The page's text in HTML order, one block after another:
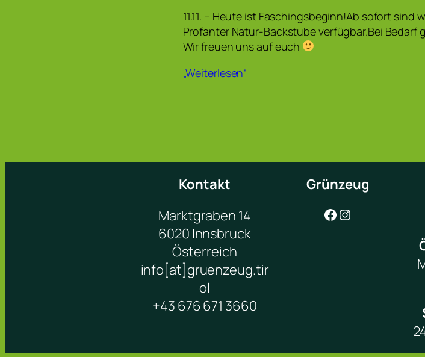
11.11. – Heute ist Faschingsbeginn!Ab sofort
Profanter Natur-Backstube verfügbar.Bei Bedarf
Wir freuen uns auf euch
„Weiterlesen“
Kontakt
Marktgraben 14
6020 Innsbruck
Österreich
info[at]gruenzeug.tir
ol
+43 676 671 3660
Grünzeug
Facebook Instagram